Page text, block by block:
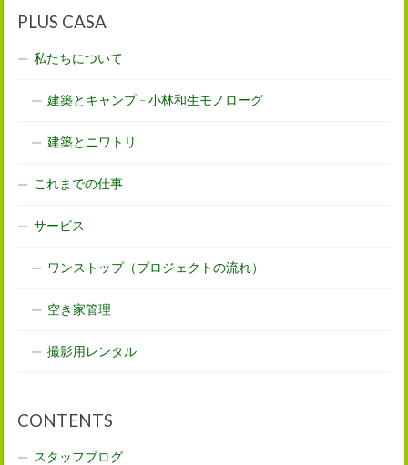
PLUS CASA
私たちについて
建築とキャンプ – 小林和生モノローグ
建築とニワトリ
これまでの仕事
サービス
ワンストップ（プロジェクトの流れ）
空き家管理
撮影用レンタル
CONTENTS
スタッフブログ